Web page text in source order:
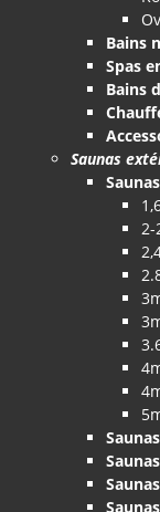
Bains
Spas
Bains
Saunas
2-